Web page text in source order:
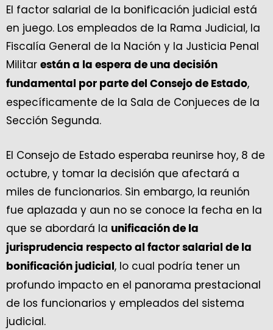
El factor salarial de la bonificación judicial está
en juego. Los empleados de la Rama Judicial, la
Fiscalía General de la Nación y la Justicia Penal
Militar están a la espera de una decisión
fundamental por parte del Consejo de Estado,
específicamente de la Sala de Conjueces de la
Sección Segunda.
El Consejo de Estado esperaba reunirse hoy, 8 de
octubre, y tomar la decisión que afectará a
miles de funcionarios. Sin embargo, la reunión
fue aplazada y aun no se conoce la fecha en la
que se abordará la unificación de la
jurisprudencia respecto al factor salarial de la
bonificación judicial , lo cual podría tener un
profundo impacto en el panorama prestacional
de los funcionarios y empleados del sistema
judicial.